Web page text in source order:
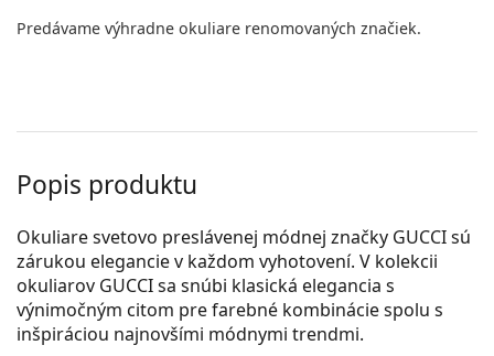
Predávame výhradne okuliare renomovaných značiek.
Popis produktu
Okuliare svetovo preslávenej módnej značky GUCCI sú
zárukou elegancie v každom vyhotovení. V kolekcii
okuliarov GUCCI sa snúbi klasická elegancia s
výnimočným citom pre farebné kombinácie spolu s
inšpiráciou najnovšími módnymi trendmi.